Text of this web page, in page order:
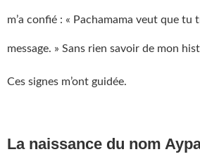
m’a confié : « Pachamama veut que tu
message. » Sans rien savoir de mon
Ces signes m’ont guidée.
La naissance du nom